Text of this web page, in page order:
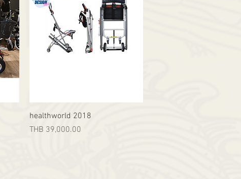
Quick View
healthworld 2018
Price
THB 39,000.00